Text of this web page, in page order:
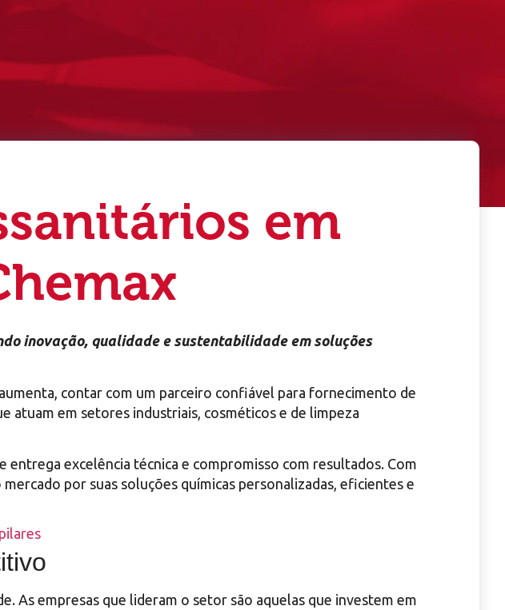
em
inovação, qualidade e sustentabilidade em soluções
contar com um parceiro confiável para fornecimento de
atuam em setores industriais, cosméticos e de limpeza
excelência técnica e compromisso com resultados. Com
por suas soluções químicas personalizadas, eficientes e
As empresas que lideram o setor são aquelas que investem em